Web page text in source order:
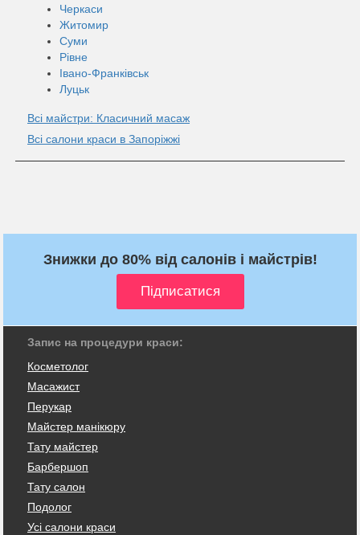
Черкаси
Житомир
Суми
Рівне
Івано-Франківськ
Луцьк
Всі майстри: Класичний масаж
Всі салони краси в Запоріжжі
Знижки до 80% від салонів і майстрів!
Запис на процедури краси:
Косметолог
Масажист
Перукар
Майстер манікюру
Тату майстер
Барбершоп
Тату салон
Подолог
Усі салони краси